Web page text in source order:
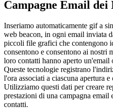
Campagne Email
Inseriamo automaticamente gif a
web beacon, in ogni email inviata
piccoli file grafici che contengono
consentono e consentono ai nostri
loro contatti hanno aperto
Queste tecnologie registrano
l'ora associati a ciascuna apertura
Utilizziamo questi dati per creare
prestazioni di una campagna
contatti.